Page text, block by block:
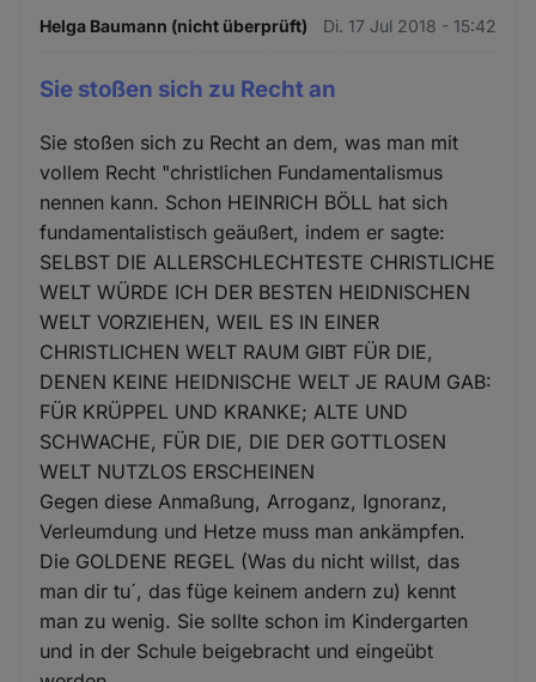
Helga Baumann (nicht überprüft) Di. 17 Jul 2018 - 15:42
Sie stoßen sich zu Recht an
Sie stoßen sich zu Recht an dem, was man mit
vollem Recht "christlichen Fundamentalismus
nennen kann. Schon HEINRICH BÖLL hat sich
fundamentalistisch geäußert, indem er sagte:
SELBST DIE ALLERSCHLECHTESTE CHRISTLICHE
WELT WÜRDE ICH DER BESTEN HEIDNISCHEN
WELT VORZIEHEN, WEIL ES IN EINER
CHRISTLICHEN WELT RAUM GIBT FÜR DIE,
DENEN KEINE HEIDNISCHE WELT JE RAUM GAB:
FÜR KRÜPPEL UND KRANKE; ALTE UND
SCHWACHE, FÜR DIE, DIE DER GOTTLOSEN
WELT NUTZLOS ERSCHEINEN
Gegen diese Anmaßung, Arroganz, Ignoranz,
Verleumdung und Hetze muss man ankämpfen.
Die GOLDENE REGEL (Was du nicht willst, das
man dir tu´, das füge keinem andern zu) kennt
man zu wenig. Sie sollte schon im Kindergarten
und in der Schule beigebracht und eingeübt